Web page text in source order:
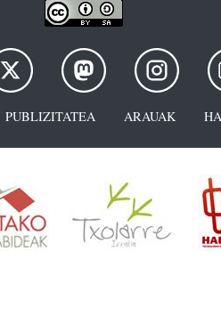
PUBLIZITATEA ARAUAK